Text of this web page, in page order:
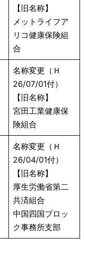
【旧名称】
メットライフア
リコ健康保険組
合
名称変更（Ｈ
26/07/01付）
【旧名称】
宮田工業健康保
険組合
名称変更（Ｈ
26/04/01付）
【旧名称】
厚生労働省第二
共済組合
中国四国ブロッ
ク事務所支部